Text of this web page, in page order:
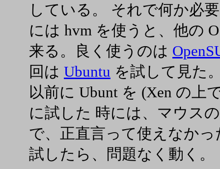
している。 それで何か必
には hvm を使うと、他の
来る。良く使うのは
回は Ubuntu を試して見た
以前に Ubunt を (Xen の上
に試した 時には、マウス
で、正直言って使えなかっ
試したら、問題なく動く。